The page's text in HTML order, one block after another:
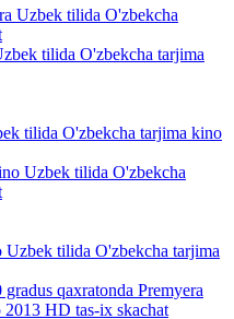
Uzbek tilida O'zbekcha
tilida O'zbekcha tarjima kino
tilida O'zbekcha tarjima